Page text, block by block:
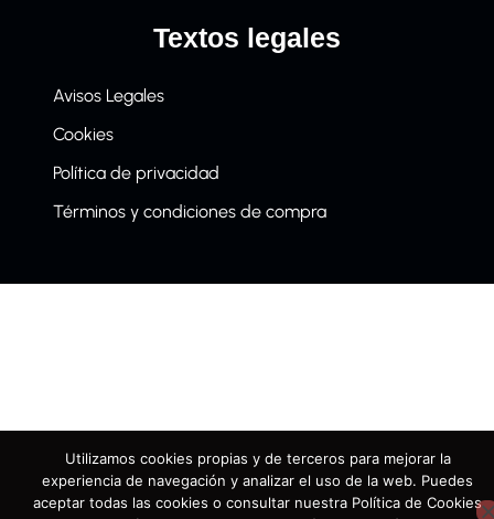
Textos legales
Avisos Legales
Cookies
Política de privacidad
Términos y condiciones de compra
Utilizamos cookies propias y de terceros para mejorar la
experiencia de navegación y analizar el uso de la web. Puedes
aceptar todas las cookies o consultar nuestra Política de Cookies